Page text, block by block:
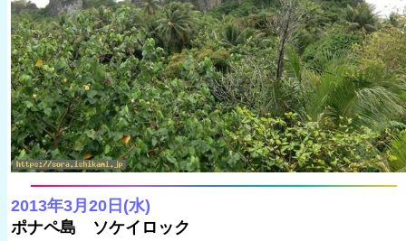
2013年3月20日(水)
ポナペ島 ソケイロック